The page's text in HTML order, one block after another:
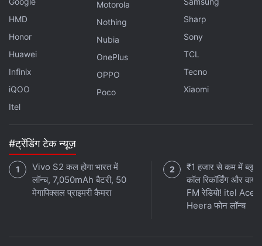
HMD
Honor
Huawei
Infinix
iQOO
Itel
Motorola
Nothing
Nubia
OnePlus
OPPO
Poco
Sharp
Sony
TCL
Tecno
Xiaomi
#ट्रेंडिंग टेक न्यूज़
Vivo S2 कल होगा भारत में
लॉन्च, 7,050mAh बैटरी, 50
मेगापिक्सल प्राइमरी कैमरा
₹1 हजार से कम में
कॉल रिकॉर्डिंग और
FM रेडियो! itel Ace
Heera फोन लॉन्च